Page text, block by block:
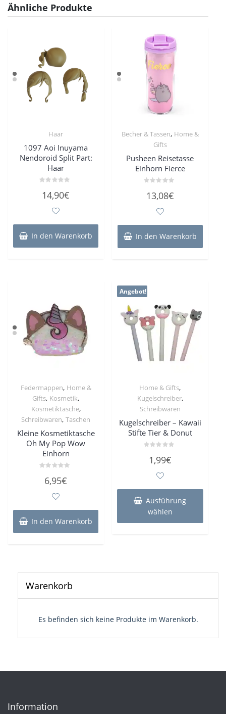
Ähnliche Produkte
Haar
1097 Aoi Inuyama
Nendoroid Split Part:
Haar
mit
14,90€
In den Warenkorb
Becher & Tassen, Home &
Gifts
Pusheen Reisetasse
Einhorn Fierce
mit
13,08€
In den Warenkorb
Federmappen, Home &
Gifts, Kosmetik,
Kosmetiktasche,
Schreibwaren,Taschen
Kleine Kosmetiktasche
Oh My Pop Wow
Einhorn
mit6,95€
In den Warenkorb
Angebot!
Home & Gifts,
Kugelschreiber,
Schreibwaren
Kugelschreiber – Kawaii
Stifte Tier & Donut
mit1,99€
Ausführung
wählen
Warenkorb
Es befinden sich keine Produkte im Warenkorb.
Information